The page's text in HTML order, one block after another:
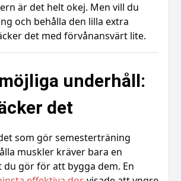
är det helt okej. Men vill du
och behålla den lilla extra
det med förvånansvärt lite.
underhåll:
det
som gör semesterträning
muskler kräver bara en
du gör för att bygga dem. En